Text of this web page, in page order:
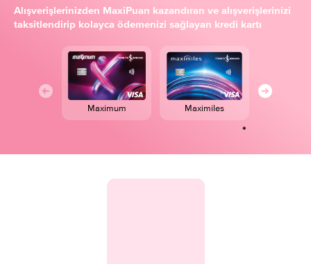
Alışverişlerinizden MaxiPuan kazandıran ve alışverişlerinizi
taksitlendirip kolayca ödemenizi sağlayan kredi kartı
Maximum Maximiles